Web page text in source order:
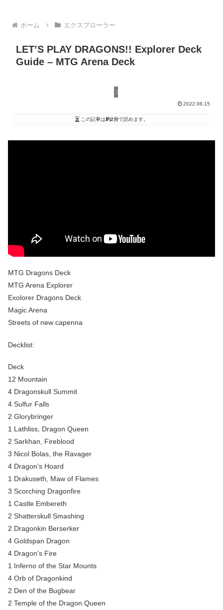
ホーム エクスプローラー
LET’S PLAY DRAGONS!! Explorer Deck
Guide – MTG Arena Deck
エクスプローラー
2022.06.15
この記事は約2分で読めます。
MTG Dragons Deck
MTG Arena Explorer
Exolorer Dragons Deck
Magic Arena
Streets of new capenna
Decklist:
Deck
12 Mountain
4 Dragonskull Summit
4 Sulfur Falls
2 Glorybringer
1 Lathliss, Dragon Queen
2 Sarkhan, Fireblood
3 Nicol Bolas, the Ravager
4 Dragon’s Hoard
1 Drakuseth, Maw of Flames
3 Scorching Dragonfire
1 Castle Embereth
2 Shatterskull Smashing
2 Dragonkin Berserker
4 Goldspan Dragon
4 Dragon’s Fire
1 Inferno of the Star Mounts
4 Orb of Dragonkind
2 Den of the Bugbear
2 Temple of the Dragon Queen